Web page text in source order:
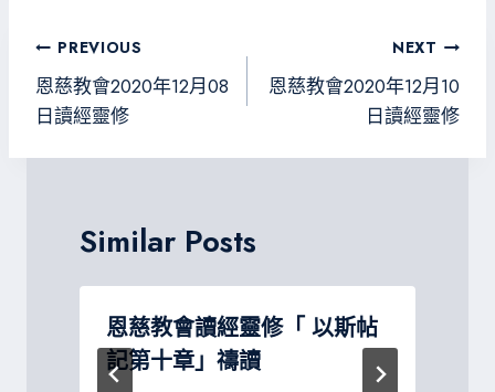
o
ok
er
m
文
章
導
覽
PREVIOUS
恩慈教會2020年12月08
日讀經靈修
NEXT
恩慈教會2020年12月10
日讀經靈修
Similar Posts
恩慈教會讀經靈修「 以斯帖
記第十章」禱讀